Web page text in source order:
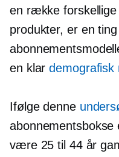
en række
produkter, er en
en klardemografisk
Ifølge denne
abonnementsbokse
være 25 til 44 år